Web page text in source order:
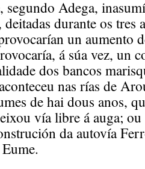
segundo Adega,
durante os tres
un aumento
á súa vez, un
dos bancos
nas rías de
de hai dous anos,
vía libre á auga;
da autovía